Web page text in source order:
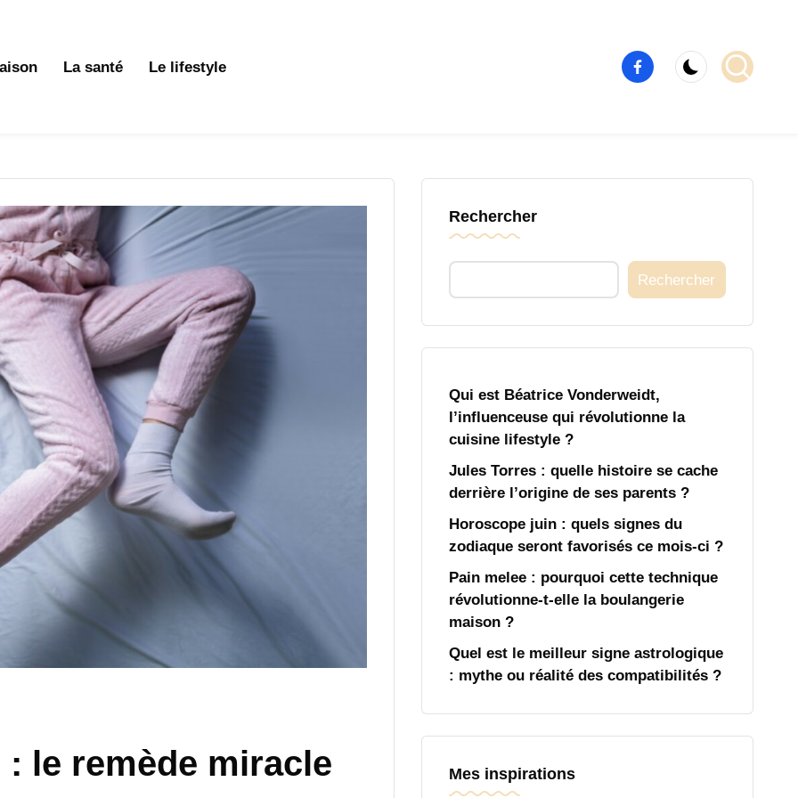
La santé Le lifestyle
Élément
de
le remède miracle
Rechercher
Rechercher
Qui est Béatrice Vonderweidt,
l’influenceuse qui révolutionne la
cuisine lifestyle ?
Jules Torres : quelle histoire se cache
derrière l’origine de ses parents ?
Horoscope juin : quels signes du
zodiaque seront favorisés ce mois-ci ?
Pain melee : pourquoi cette technique
révolutionne-t-elle la boulangerie
maison ?
Quel est le meilleur signe astrologique
: mythe ou réalité des compatibilités ?
Mes inspirations